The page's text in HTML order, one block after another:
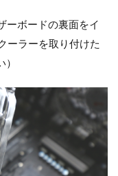
ーボードの裏面をイ
ーラーを取り付けた